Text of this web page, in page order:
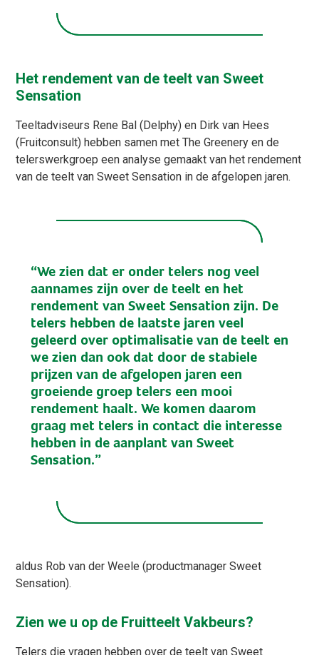
Het rendement van de teelt van Sweet
Sensation
Teeltadviseurs Rene Bal (Delphy) en Dirk van Hees
(Fruitconsult) hebben samen met The Greenery en de
telerswerkgroep een analyse gemaakt van het rendement
van de teelt van Sweet Sensation in de afgelopen jaren.
“We zien dat er onder telers nog veel
aannames zijn over de teelt en het
rendement van Sweet Sensation zijn. De
telers hebben de laatste jaren veel
geleerd over optimalisatie van de teelt en
we zien dan ook dat door de stabiele
prijzen van de afgelopen jaren een
groeiende groep telers een mooi
rendement haalt. We komen daarom
graag met telers in contact die interesse
hebben in de aanplant van Sweet
Sensation.”
aldus Rob van der Weele (productmanager Sweet
Sensation).
Zien we u op de Fruitteelt Vakbeurs?
Telers die vragen hebben over de teelt van Sweet